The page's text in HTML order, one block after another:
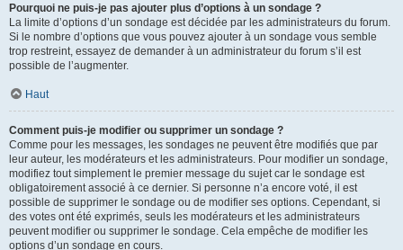
Pourquoi ne puis-je pas ajouter plus d’options à un sondage ?
La limite d’options d’un sondage est décidée par les administrateurs du forum.
Si le nombre d’options que vous pouvez ajouter à un sondage vous semble
trop restreint, essayez de demander à un administrateur du forum s’il est
possible de l’augmenter.
Haut
Comment puis-je modifier ou supprimer un sondage ?
Comme pour les messages, les sondages ne peuvent être modifiés que par
leur auteur, les modérateurs et les administrateurs. Pour modifier un sondage,
modifiez tout simplement le premier message du sujet car le sondage est
obligatoirement associé à ce dernier. Si personne n’a encore voté, il est
possible de supprimer le sondage ou de modifier ses options. Cependant, si
des votes ont été exprimés, seuls les modérateurs et les administrateurs
peuvent modifier ou supprimer le sondage. Cela empêche de modifier les
options d’un sondage en cours.